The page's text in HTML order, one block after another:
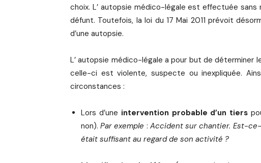
choix. L’ autopsie médico-légale est effectuée sans
défunt. Toutefois, la loi du 17 Mai 2011 prévoit
d’une autopsie.
L’ autopsie médico-légale a pour but de
celle-ci est violente, suspecte ou inexpliquée.
circonstances :
Lors d’une intervention probable d’un tiers
non).Par exemple : Accident sur chantier. Est-
était suffisant au regard de son activité ?